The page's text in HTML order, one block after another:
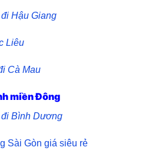
Hậu Giang
Liêu
Cà Mau
miền Đông
Bình Dương
Sài Gòn giá siêu rẻ